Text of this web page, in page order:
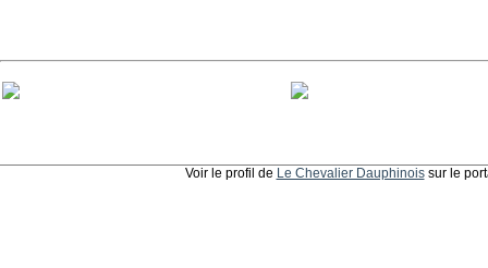
Voir le profil de Le Chevalier Dauphinoissur le